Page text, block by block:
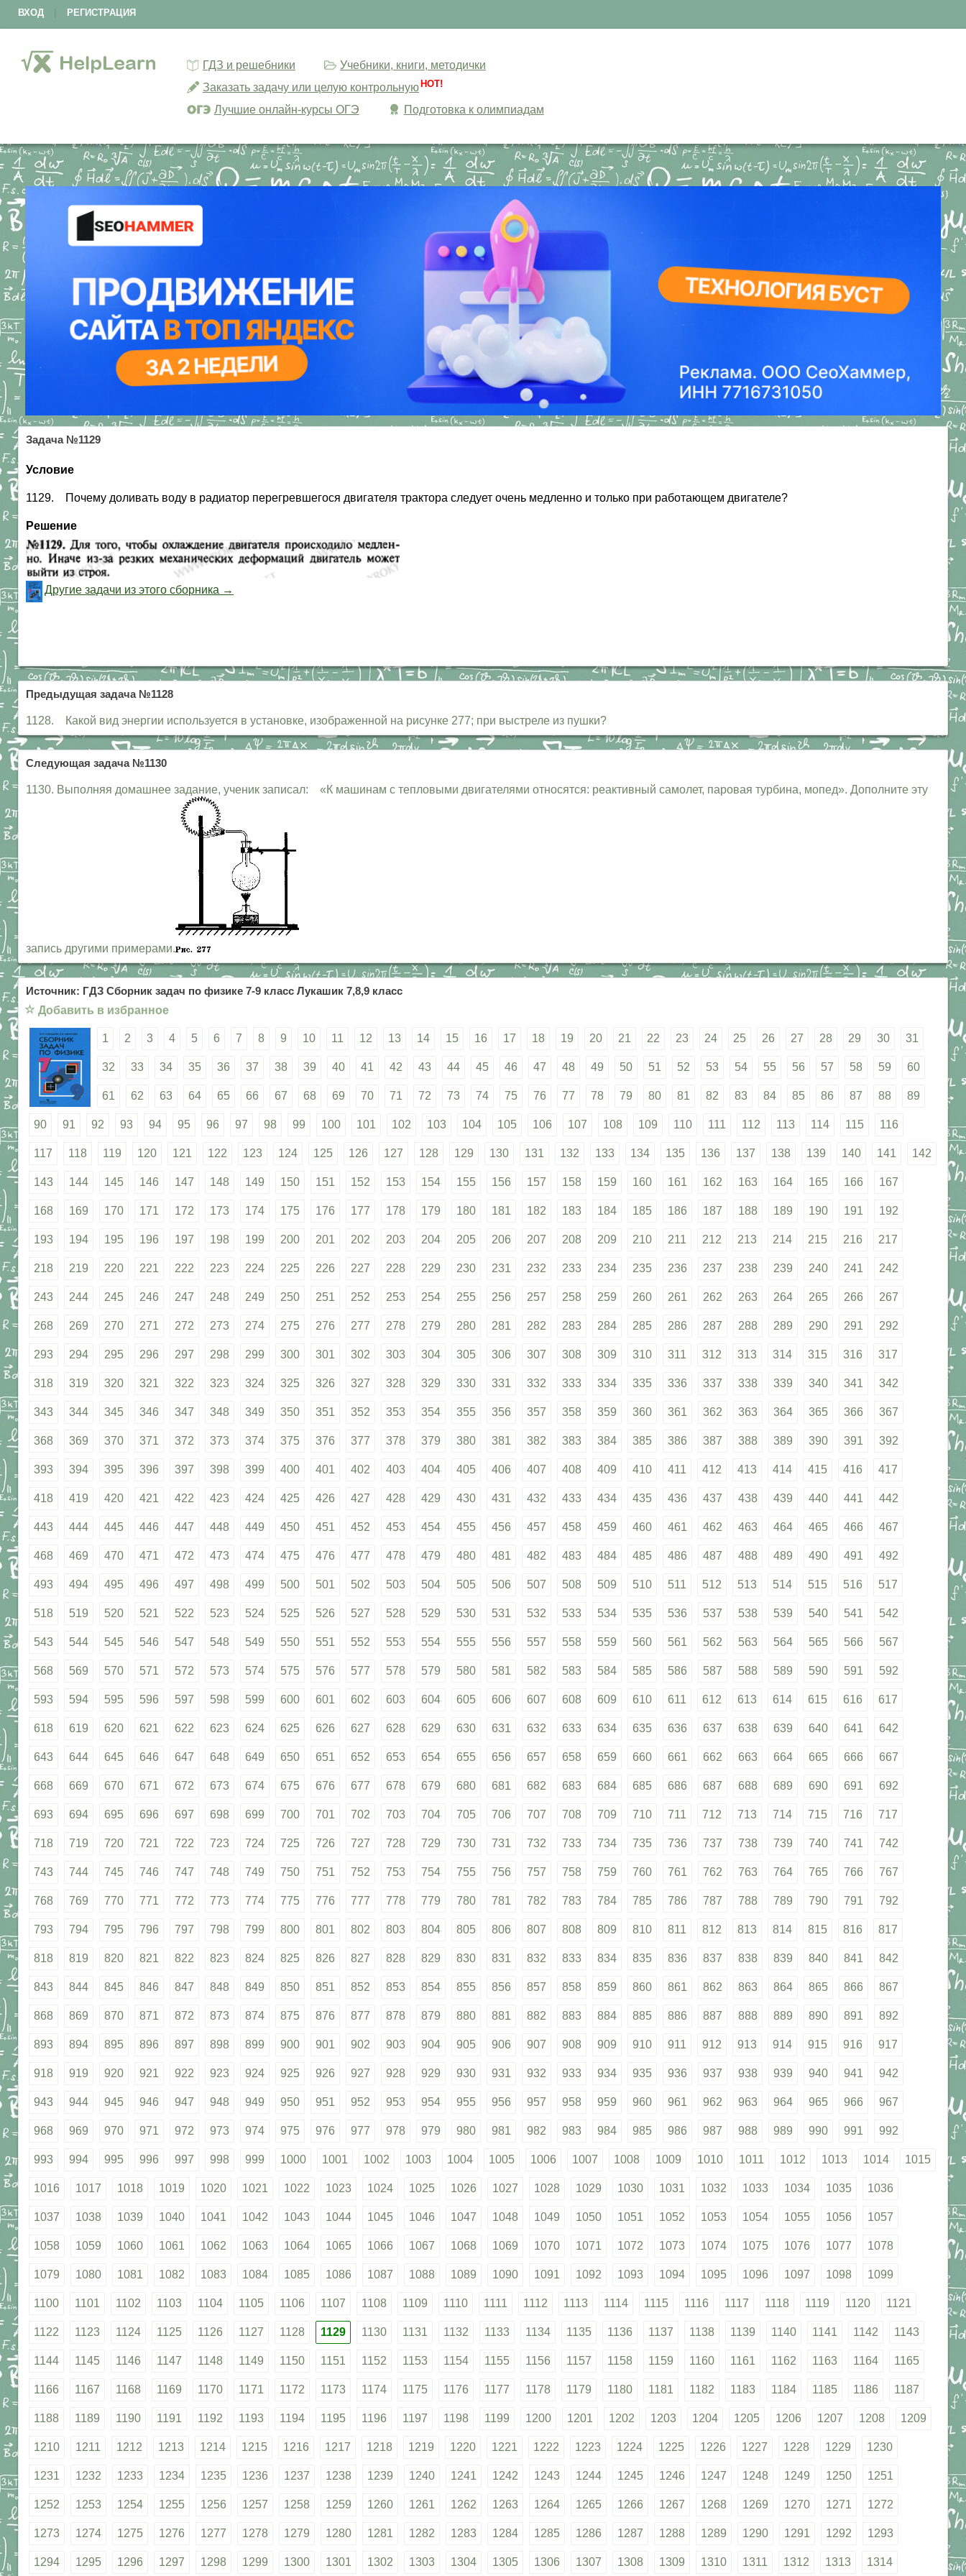
ВХОД РЕГИСТРАЦИЯ
ГДЗ и решебники
Учебники, книги, методички
Заказать задачу или целую контрольную HOT!
Лучшие онлайн-курсы ОГЭ Подготовка к олимпиадам
Задача №1129
Условие
1129. Почему доливать воду в радиатор перегревшегося двигателя трактора следует очень медленно и только при работающем двигателе?
Решение
Другие задачи из этого сборника →
Предыдущая задача №1128
1128. Какой вид энергии используется в установке, изображенной на рисунке 277; при выстреле из пушки?
Следующая задача №1130
1130. Выполняя домашнее задание, ученик записал: «К машинам с тепловыми двигателями относятся: реактивный самолет, паровая турбина, мопед». Дополните эту
запись другими примерами.
Источник: ГДЗ Сборник задач по физике 7-9 класс Лукашик 7,8,9 класс
☆ Добавить в избранное
1 2 3 4 5 6 7 8 9 10 11 12 13 14 15 16 17 18 19 20 21 22 23 24 25 26 27 28 29 30 31
32 33 34 35 36 37 38 39 40 41 42 43 44 45 46 47 48 49 50 51 52 53 54 55 56 57 58 59 60
61 62 63 64 65 66 67 68 69 70 71 72 73 74 75 76 77 78 79 80 81 82 83 84 85 86 87 88 89
90 91 92 93 94 95 96 97 98 99 100 101 102 103 104 105 106 107 108 109 110 111 112 113 114 115 116
117 118 119 120 121 122 123 124 125 126 127 128 129 130 131 132 133 134 135 136 137 138 139 140 141 142
143 144 145 146 147 148 149 150 151 152 153 154 155 156 157 158 159 160 161 162 163 164 165 166 167
168 169 170 171 172 173 174 175 176 177 178 179 180 181 182 183 184 185 186 187 188 189 190 191 192
193 194 195 196 197 198 199 200 201 202 203 204 205 206 207 208 209 210 211 212 213 214 215 216 217
218 219 220 221 222 223 224 225 226 227 228 229 230 231 232 233 234 235 236 237 238 239 240 241 242
243 244 245 246 247 248 249 250 251 252 253 254 255 256 257 258 259 260 261 262 263 264 265 266 267
268 269 270 271 272 273 274 275 276 277 278 279 280 281 282 283 284 285 286 287 288 289 290 291 292
293 294 295 296 297 298 299 300 301 302 303 304 305 306 307 308 309 310 311 312 313 314 315 316 317
318 319 320 321 322 323 324 325 326 327 328 329 330 331 332 333 334 335 336 337 338 339 340 341 342
343 344 345 346 347 348 349 350 351 352 353 354 355 356 357 358 359 360 361 362 363 364 365 366 367
368 369 370 371 372 373 374 375 376 377 378 379 380 381 382 383 384 385 386 387 388 389 390 391 392
393 394 395 396 397 398 399 400 401 402 403 404 405 406 407 408 409 410 411 412 413 414 415 416 417
418 419 420 421 422 423 424 425 426 427 428 429 430 431 432 433 434 435 436 437 438 439 440 441 442
443 444 445 446 447 448 449 450 451 452 453 454 455 456 457 458 459 460 461 462 463 464 465 466 467
468 469 470 471 472 473 474 475 476 477 478 479 480 481 482 483 484 485 486 487 488 489 490 491 492
493 494 495 496 497 498 499 500 501 502 503 504 505 506 507 508 509 510 511 512 513 514 515 516 517
518 519 520 521 522 523 524 525 526 527 528 529 530 531 532 533 534 535 536 537 538 539 540 541 542
543 544 545 546 547 548 549 550 551 552 553 554 555 556 557 558 559 560 561 562 563 564 565 566 567
568 569 570 571 572 573 574 575 576 577 578 579 580 581 582 583 584 585 586 587 588 589 590 591 592
593 594 595 596 597 598 599 600 601 602 603 604 605 606 607 608 609 610 611 612 613 614 615 616 617
618 619 620 621 622 623 624 625 626 627 628 629 630 631 632 633 634 635 636 637 638 639 640 641 642
643 644 645 646 647 648 649 650 651 652 653 654 655 656 657 658 659 660 661 662 663 664 665 666 667
668 669 670 671 672 673 674 675 676 677 678 679 680 681 682 683 684 685 686 687 688 689 690 691 692
693 694 695 696 697 698 699 700 701 702 703 704 705 706 707 708 709 710 711 712 713 714 715 716 717
718 719 720 721 722 723 724 725 726 727 728 729 730 731 732 733 734 735 736 737 738 739 740 741 742
743 744 745 746 747 748 749 750 751 752 753 754 755 756 757 758 759 760 761 762 763 764 765 766 767
768 769 770 771 772 773 774 775 776 777 778 779 780 781 782 783 784 785 786 787 788 789 790 791 792
793 794 795 796 797 798 799 800 801 802 803 804 805 806 807 808 809 810 811 812 813 814 815 816 817
818 819 820 821 822 823 824 825 826 827 828 829 830 831 832 833 834 835 836 837 838 839 840 841 842
843 844 845 846 847 848 849 850 851 852 853 854 855 856 857 858 859 860 861 862 863 864 865 866 867
868 869 870 871 872 873 874 875 876 877 878 879 880 881 882 883 884 885 886 887 888 889 890 891 892
893 894 895 896 897 898 899 900 901 902 903 904 905 906 907 908 909 910 911 912 913 914 915 916 917
918 919 920 921 922 923 924 925 926 927 928 929 930 931 932 933 934 935 936 937 938 939 940 941 942
943 944 945 946 947 948 949 950 951 952 953 954 955 956 957 958 959 960 961 962 963 964 965 966 967
968 969 970 971 972 973 974 975 976 977 978 979 980 981 982 983 984 985 986 987 988 989 990 991 992
993 994 995 996 997 998 999 1000 1001 1002 1003 1004 1005 1006 1007 1008 1009 1010 1011 1012 1013 1014 1015
1016 1017 1018 1019 1020 1021 1022 1023 1024 1025 1026 1027 1028 1029 1030 1031 1032 1033 1034 1035 1036
1037 1038 1039 1040 1041 1042 1043 1044 1045 1046 1047 1048 1049 1050 1051 1052 1053 1054 1055 1056 1057
1058 1059 1060 1061 1062 1063 1064 1065 1066 1067 1068 1069 1070 1071 1072 1073 1074 1075 1076 1077 1078
1079 1080 1081 1082 1083 1084 1085 1086 1087 1088 1089 1090 1091 1092 1093 1094 1095 1096 1097 1098 1099
1100 1101 1102 1103 1104 1105 1106 1107 1108 1109 1110 1111 1112 1113 1114 1115 1116 1117 1118 1119 1120 1121
1122 1123 1124 1125 1126 1127 1128 1129 1130 1131 1132 1133 1134 1135 1136 1137 1138 1139 1140 1141 1142 1143
1144 1145 1146 1147 1148 1149 1150 1151 1152 1153 1154 1155 1156 1157 1158 1159 1160 1161 1162 1163 1164 1165
1166 1167 1168 1169 1170 1171 1172 1173 1174 1175 1176 1177 1178 1179 1180 1181 1182 1183 1184 1185 1186 1187
1188 1189 1190 1191 1192 1193 1194 1195 1196 1197 1198 1199 1200 1201 1202 1203 1204 1205 1206 1207 1208 1209
1210 1211 1212 1213 1214 1215 1216 1217 1218 1219 1220 1221 1222 1223 1224 1225 1226 1227 1228 1229 1230
1231 1232 1233 1234 1235 1236 1237 1238 1239 1240 1241 1242 1243 1244 1245 1246 1247 1248 1249 1250 1251
1252 1253 1254 1255 1256 1257 1258 1259 1260 1261 1262 1263 1264 1265 1266 1267 1268 1269 1270 1271 1272
1273 1274 1275 1276 1277 1278 1279 1280 1281 1282 1283 1284 1285 1286 1287 1288 1289 1290 1291 1292 1293
1294 1295 1296 1297 1298 1299 1300 1301 1302 1303 1304 1305 1306 1307 1308 1309 1310 1311 1312 1313 1314